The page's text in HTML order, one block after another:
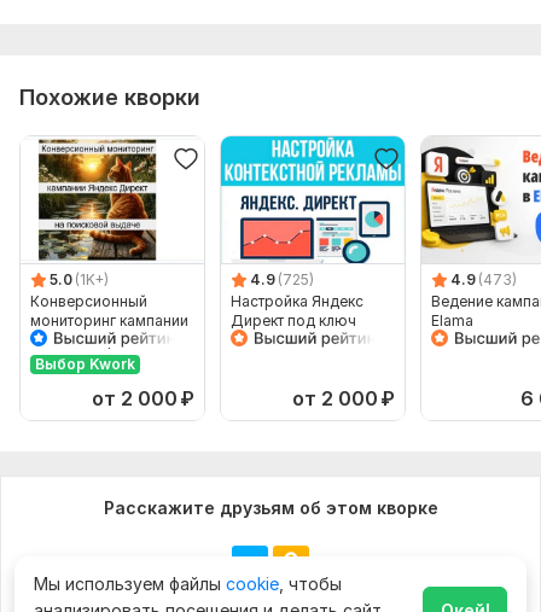
Похожие кворки
5.0 (1K+)
Конверсионный
мониторинг кампании
Яндекс Директ на
поисковой выдаче
Выбор Kwork
от 2 000 ₽
4.9 (725)
Настройка Яндекс
Директ под ключ
от 2 000 ₽
4.9 (473)
Ведение
Elama
6
Расскажите друзьям об этом кворке
Мы используем файлы cookie , чтобы